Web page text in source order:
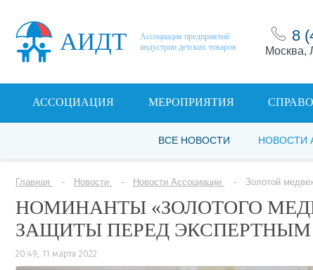
АИДТ
Ассоциация предприятий
индустрии детских товаров
8
Москва,
АССОЦИАЦИЯ МЕРОПРИЯТИЯ
ВСЕ НОВОСТИ НОВОСТИ
Главная Новости Новости Ассоциации Золотой
НОМИНАНТЫ «ЗОЛОТОГО
ЗАЩИТЫ ПЕРЕД
20:49, 11 марта 2022